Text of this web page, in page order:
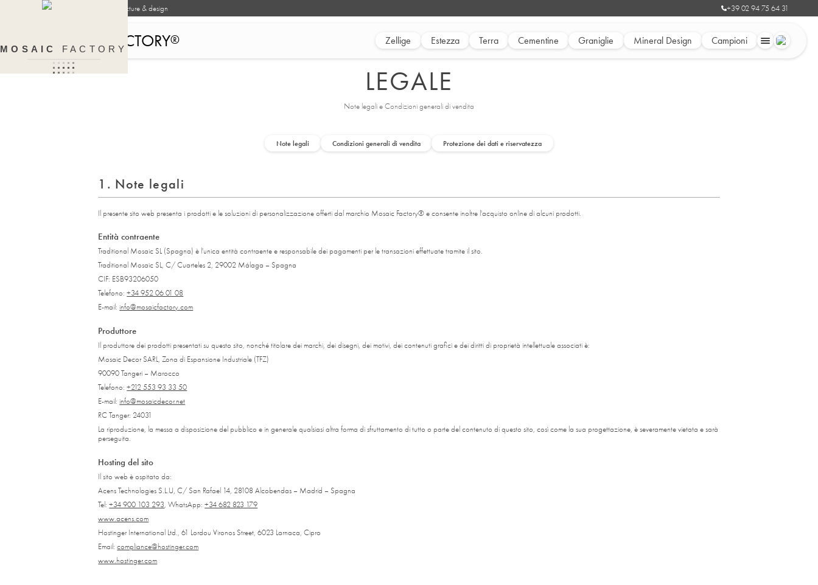
MOSAIC FACTORY
Handcrafted surfaces for architecture & design +39 02 94 75 64 31
MOSAIC FACTORY® Zellige Estezza Terra Cementine Graniglie Mineral Design Campioni
LEGALE
Note legali e Condizioni generali di vendita
Note legali Condizioni generali di vendita Protezione dei dati e riservatezza
1. Note legali
Il presente sito web presenta i prodotti e le soluzioni di personalizzazione offerti dal marchio Mosaic Factory® e consente inoltre l'acquisto online di alcuni prodotti.
Entità contraente
Traditional Mosaic SL (Spagna) è l'unica entità contraente e responsabile dei pagamenti per le transazioni effettuate tramite il sito.
Traditional Mosaic SL, C/ Cuarteles 2, 29002 Málaga – Spagna
CIF: ESB93206050
Telefono:+34 952 06 01 08
E-mail:info@mosaicfactory.com
Produttore
Il produttore dei prodotti presentati su questo sito, nonché titolare dei marchi, dei disegni, dei motivi, dei contenuti grafici e dei diritti di proprietà intellettuale associati è:
Mosaic Decor SARL, Zona di Espansione Industriale (TFZ)
90090 Tangeri – Marocco
Telefono:+212 553 93 33 50
E-mail:info@mosaicdecor.net
RC Tanger: 24031
La riproduzione, la messa a disposizione del pubblico e in generale qualsiasi altra forma di sfruttamento di tutto o parte del contenuto di questo sito, così come la sua progettazione, è severamente vietata e sarà
perseguita.
Hosting del sito
Il sito web è ospitato da:
Acens Technologies S.L.U, C/ San Rafael 14, 28108 Alcobendas – Madrid – Spagna
Tel:+34 900 103 293, WhatsApp:+34 682 823 179
www.acens.com
Hostinger International Ltd., 61 Lordou Vironos Street, 6023 Larnaca, Cipro
Email:compliance@hostinger.com
www.hostinger.com